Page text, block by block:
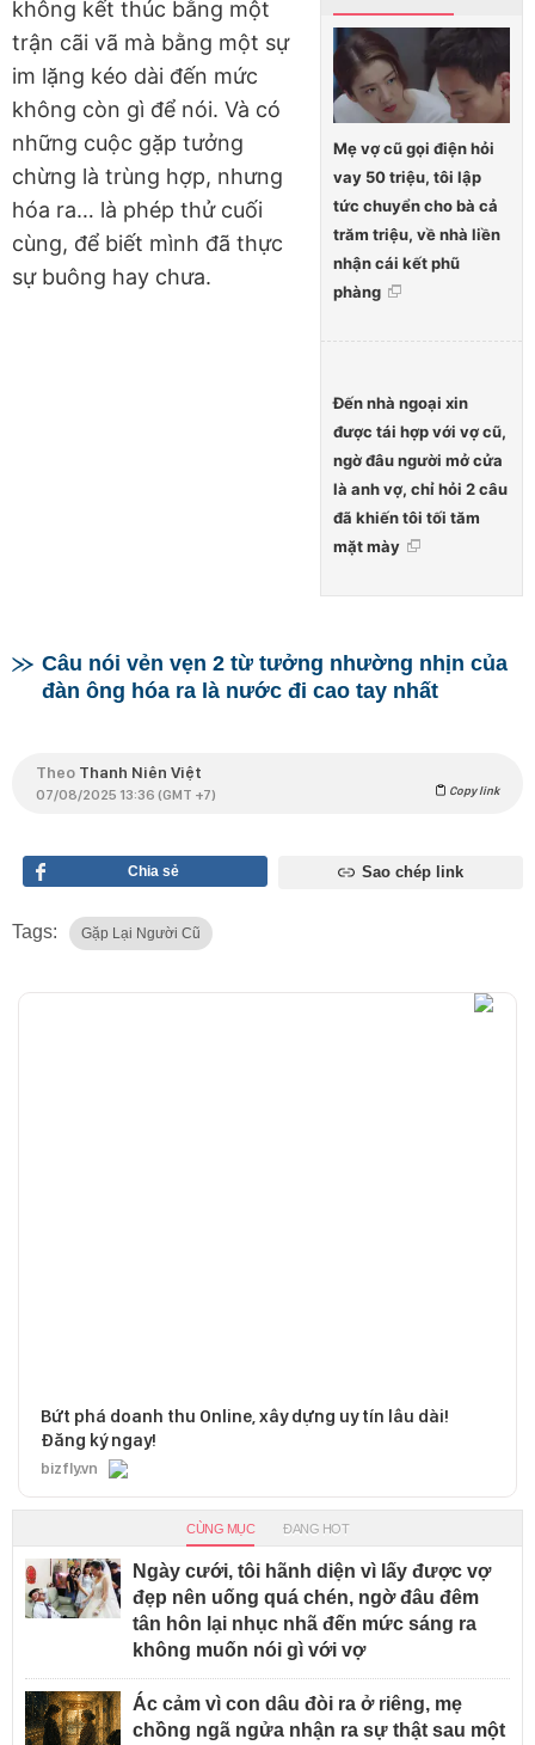
Mẹ vợ cũ gọi điện hỏi
vay 50 triệu, tôi lập
tức chuyển cho bà cả
trăm triệu, về nhà liền
nhận cái kết phũ
phàng
Đến nhà ngoại xin
được tái hợp với vợ cũ,
ngờ đâu người mở cửa
là anh vợ, chỉ hỏi 2 câu
đã khiến tôi tối tăm
mặt mày
không kết thúc bằng một
trận cãi vã mà bằng một sự
im lặng kéo dài đến mức
không còn gì để nói. Và có
những cuộc gặp tưởng
chừng là trùng hợp, nhưng
hóa ra… là phép thử cuối
cùng, để biết mình đã thực
sự buông hay chưa.
Câu nói vẻn vẹn 2 từ tưởng nhường nhịn của
đàn ông hóa ra là nước đi cao tay nhất
Theo Thanh Niên Việt
07/08/2025 13:36 (GMT +7) Copy link
Chia sẻ Sao chép link
Tags: Gặp Lại Người Cũ
Bứt phá doanh thu Online, xây dựng uy tín lâu dài!
Đăng ký ngay!
bizfly.vn
CÙNG MỤC ĐANG HOT
Ngày cưới, tôi hãnh diện vì lấy được vợ
đẹp nên uống quá chén, ngờ đâu đêm
tân hôn lại nhục nhã đến mức sáng ra
không muốn nói gì với vợ
Ác cảm vì con dâu đòi ra ở riêng, mẹ
chồng ngã ngửa nhận ra sự thật sau một